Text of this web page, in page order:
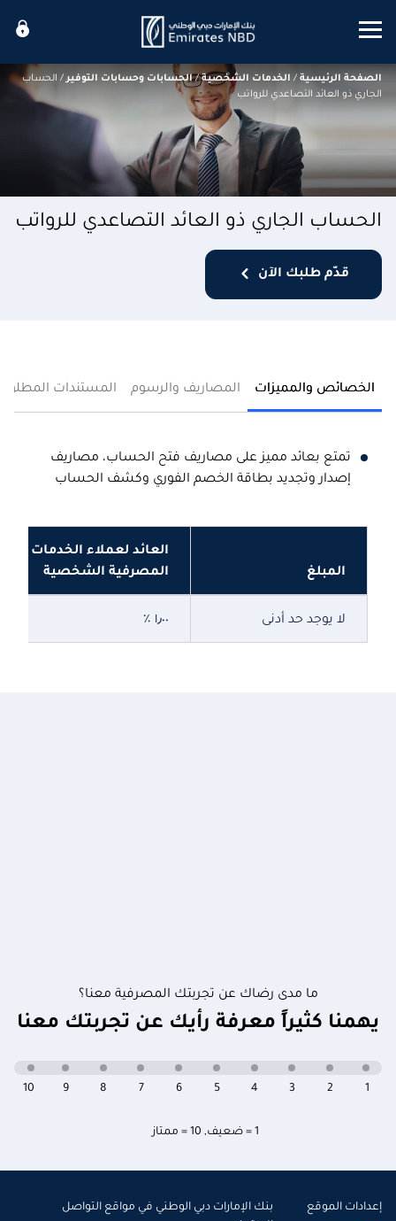
Mobile menu
الصفحة الرئيسية / الخدمات الشخصية/الحسابات وحسابات التوفير/ الحساب
الجاري ذو العائد التصاعدي للرواتب
الحساب الجاري ذو العائد التصاعدي للرواتب
قدّم طلبك الآن
الخصائص والمميزات المصاريف والرسوم المستندات
تمتع بعائد مميز على مصاريف فتح الحساب، مصاريف
إصدار وتجديد بطاقة الخصم الفوري وكشف الحساب
المبلغ
العائد لعملاء الخدمات
المصرفية الشخصية
لا يوجد حد أدنى ١٫٠٠ ٪
ما مدى رضاك عن تجربتك المصرفية معنا؟
يهمنا كثيراً معرفة رأيك عن تجربتك معنا
1 = ضعيف , 10 = ممتاز
10 9 8 7 6 5 4 3 2 1
إعدادات الموقع
بنك الإمارات دبي الوطني في مواقع التواصل